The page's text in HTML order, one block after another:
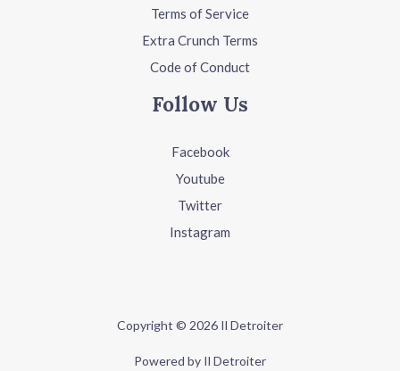
Terms of Service
Extra Crunch Terms
Code of Conduct
Follow Us
Facebook
Youtube
Twitter
Instagram
Copyright © 2026 Il Detroiter
Powered by Il Detroiter